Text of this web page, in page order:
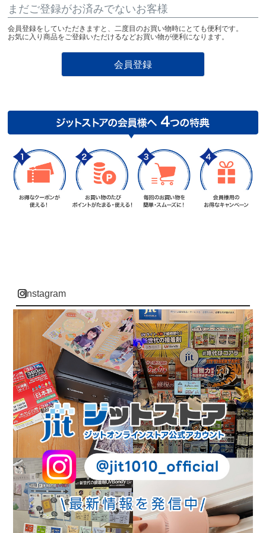
まだご登録がお済みでないお客様
会員登録をしていただきますと、二度目のお買い物時にとても便利です。
お気に入り商品をご登録いただけるなどお買い物が便利になります。
会員登録
instagram